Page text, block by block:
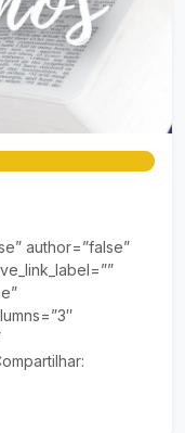
author=”false”